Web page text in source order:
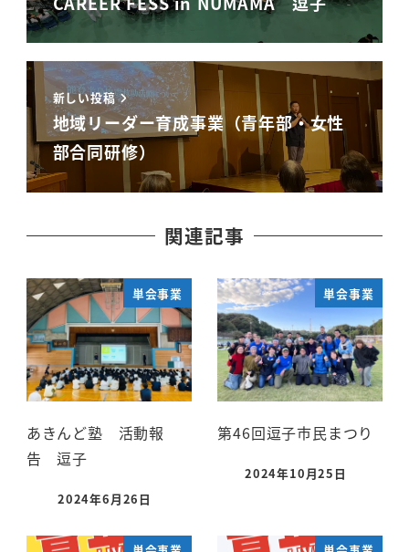
新しい投稿
地域リーダー育成事業（青年部・女性
部合同研修）
関連記事
単会事業
あきんど塾 活動報
告 逗子
2024年6月26日
単会事業
第46回逗子市民まつり
2024年10月25日